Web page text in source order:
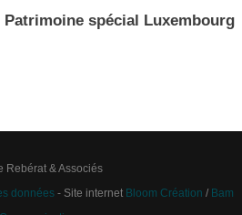
spécial Luxembourg
Rebérat & Associés
données- Site internet Bloom Création / Bam